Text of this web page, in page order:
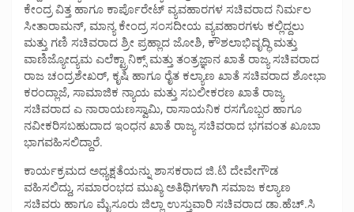
ಕೇಂದ್ರ ವಿತ್ತ ಹಾಗೂ ಕಾರ್ಪೊರೇಟ್ ವ್ಯವಹಾರಗಳ ಸಚಿವರಾದ ನಿರ್ಮಲ
ಸೀತಾರಾಮನ್, ಮಾನ್ಯ ಕೇಂದ್ರ ಸಂಸದೀಯ ವ್ಯವಹಾರಗಳು ಕಲ್ಲಿದ್ದಲು
ಮತ್ತು ಗಣಿ ಸಚಿವರಾದ ಶ್ರೀ ಪ್ರಹ್ಲಾದ ಜೋಶಿ, ಕೌಶಲಾಭಿವೃದ್ಧಿ ಮತ್ತು
ವಾಣಿಜ್ಯೋದ್ಯಮ ಎಲೆಕ್ಟ್ರಾನಿಕ್ಸ್ ಮತ್ತು ತಂತ್ರಜ್ಞಾನ ಖಾತೆ ರಾಜ್ಯ ಸಚಿವರಾದ
ರಾಜ ಚಂದ್ರಶೇಖರ್, ಕೃಷಿ ಹಾಗೂ ರೈತ ಕಲ್ಯಾಣ ಖಾತೆ ಸಚಿವರಾದ ಶೋಭಾ
ಕರಂದ್ಲಾಜೆ, ಸಾಮಾಜಿಕ ನ್ಯಾಯ ಮತ್ತು ಸಬಲೀಕರಣ ಖಾತೆ ರಾಜ್ಯ
ಸಚಿವರಾದ ಎ ನಾರಾಯಣಸ್ವಾಮಿ, ರಾಸಾಯನಿಕ ರಸಗೊಬ್ಬರ ಹಾಗೂ
ನವೀಕರಿಸಬಹುದಾದ ಇಂಧನ ಖಾತೆ ರಾಜ್ಯ ಸಚಿವರಾದ ಭಗವಂತ ಖೂಬಾ
ಭಾಗವಹಿಸಲಿದ್ದಾರೆ.
ಕಾರ್ಯಕ್ರಮದ ಅಧ್ಯಕ್ಷತೆಯನ್ನು ಶಾಸಕರಾದ ಜಿ.ಟಿ ದೇವೇಗೌಡ
ವಹಿಸಲಿದ್ದು, ಸಮಾರಂಭದ ಮುಖ್ಯ ಅತಿಥಿಗಳಾಗಿ ಸಮಾಜ ಕಲ್ಯಾಣ
ಸಚಿವರು ಹಾಗೂ ಮೈಸೂರು ಜಿಲ್ಲಾ ಉಸ್ತುವಾರಿ ಸಚಿವರಾದ ಡಾ.ಹೆಚ್.ಸಿ